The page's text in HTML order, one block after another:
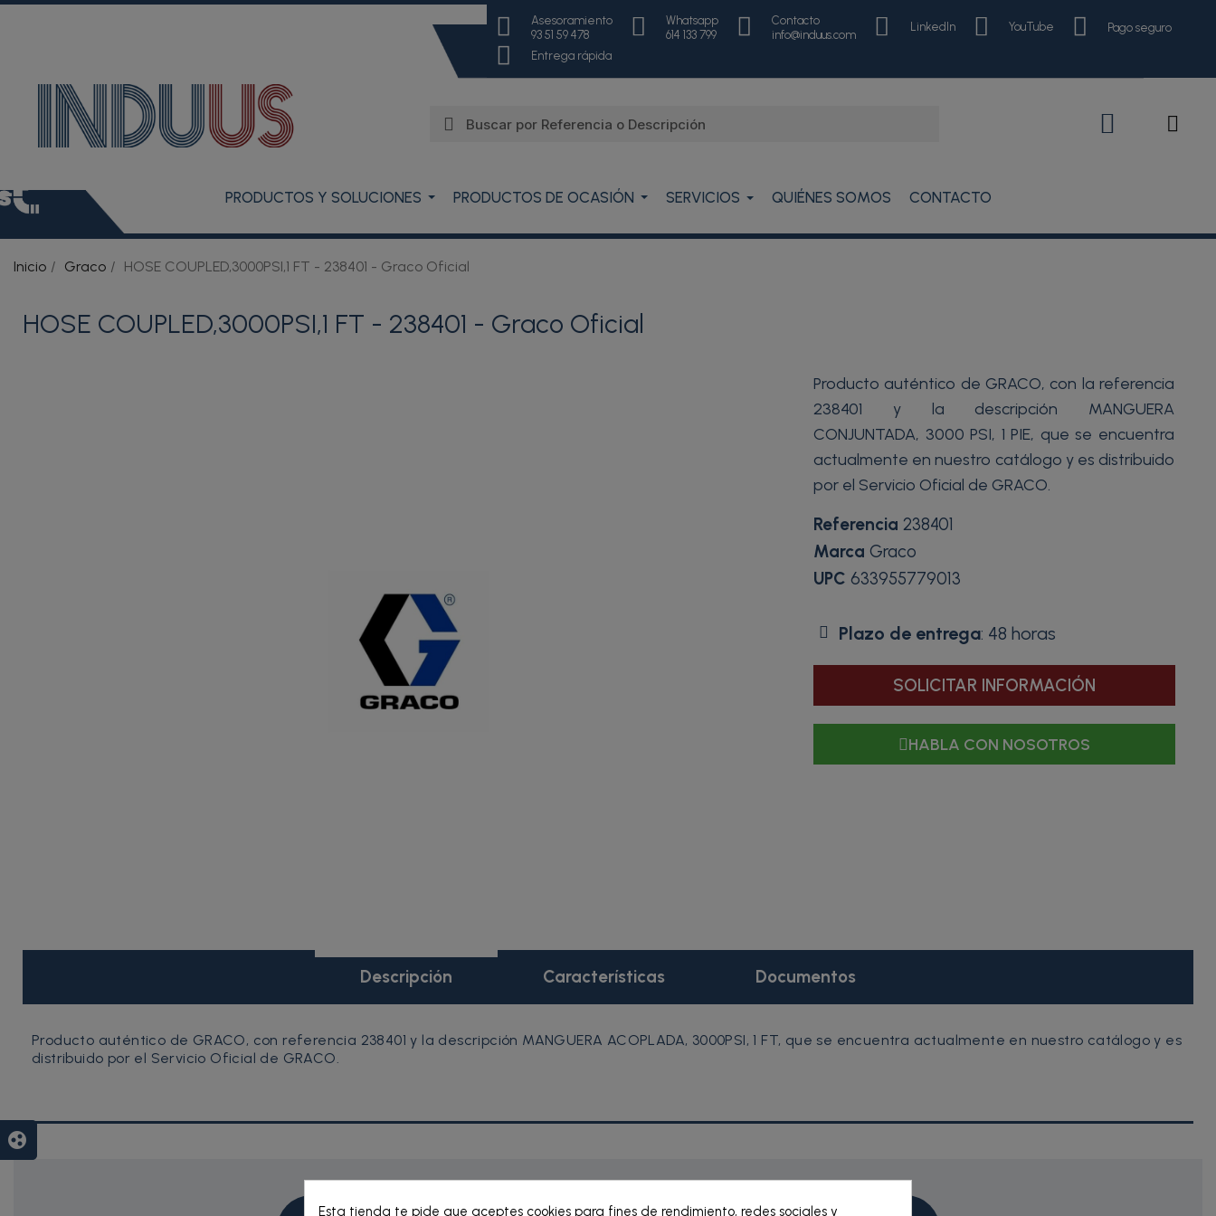
Asesoramiento
93 51 59 478
Whatsapp
614 133 799
Contacto
info@induus.com
LinkedIn YouTube Pago seguro
Entrega rápida
PRODUCTOS Y SOLUCIONES PRODUCTOS DE OCASIÓN SERVICIOS QUIÉNES SOMOS CONTACTO
Inicio Graco HOSE COUPLED,3000PSI,1 FT - 238401 - Graco Oficial
HOSE COUPLED,3000PSI,1 FT - 238401 - Graco Oficial
Producto auténtico de GRACO, con la referencia
238401 y la descripción MANGUERA
CONJUNTADA, 3000 PSI, 1 PIE, que se encuentra
actualmente en nuestro catálogo y es distribuido
por el Servicio Oficial de GRACO.
Referencia 238401
Marca Graco
UPC 633955779013
Plazo de entrega: 48 horas
SOLICITAR INFORMACIÓN
HABLA CON NOSOTROS
Descripción Características Documentos
Producto auténtico de GRACO, con referencia 238401 y la descripción MANGUERA ACOPLADA, 3000PSI, 1 FT, que se encuentra actualmente en nuestro catálogo y es
distribuido por el Servicio Oficial de GRACO.
Esta tienda te pide que aceptes cookies para fines de rendimiento, redes sociales y
group_work